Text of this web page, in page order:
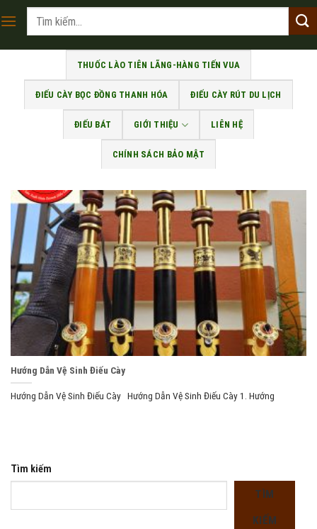
to
Tìm
THUỐC LÀO TIÊN LÃNG-HÀNG TIẾN VUA
ĐIẾU CÀY BỌC ĐỒNG THANH HÓA ĐIẾU CÀY RÚT DU LỊCH
ĐIẾU BÁT GIỚI THIỆU LIÊN HỆ
CHÍNH SÁCH BẢO MẬT
Hướng Dẫn Vệ Sinh Điếu Cày
Hướng Dẫn Vệ Sinh Điếu Cày Hướng Dẫn Vệ Sinh Điếu Cày 1. Hướng
Tìm kiếm
TÌM
KIẾM